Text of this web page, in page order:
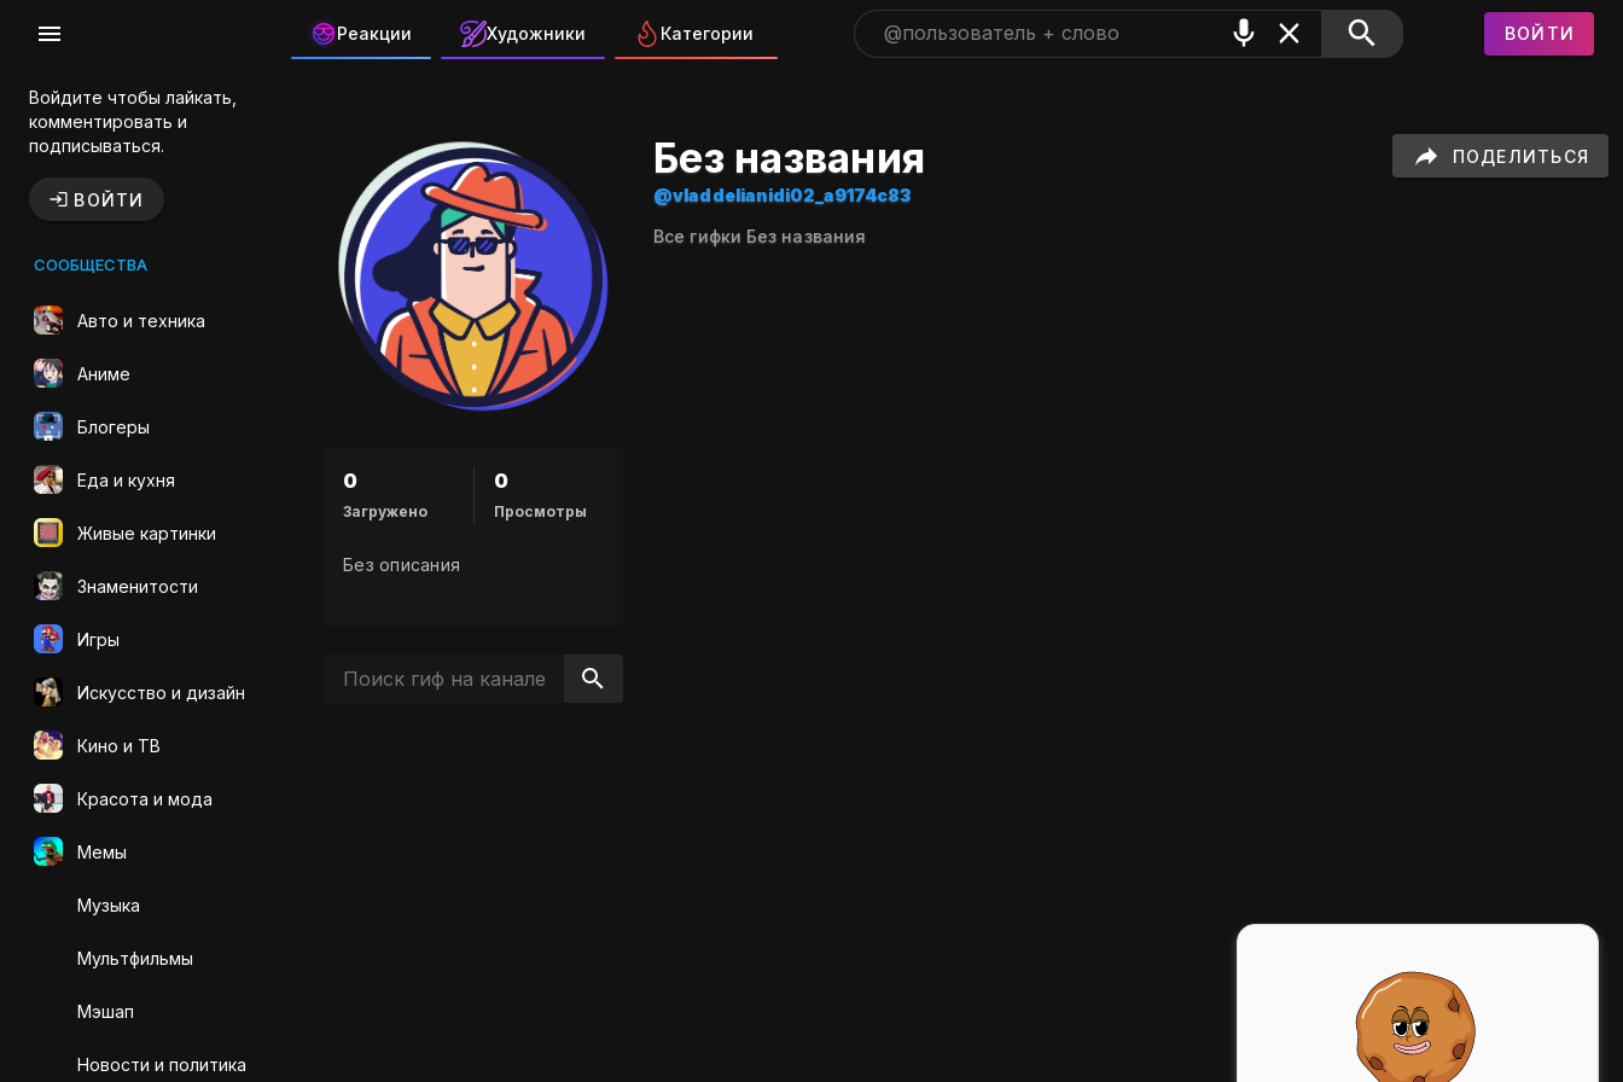
Реакции Художники Категории ВОЙТИ
Войдите чтобы лайкать,
комментировать и
подписываться.
ВОЙТИ
СООБЩЕСТВА
Авто и техника
Аниме
Блогеры
Еда и кухня
Живые картинки
Знаменитости
Игры
Искусcтво и дизайн
Кино и ТВ
Красота и мода
Мемы
Музыка
Мультфильмы
Мэшап
Новости и политика
0
Загружено
0
Просмотры
Без описания
Без названия
@vladdelianidi02_a9174c83
ПОДЕЛИТЬСЯ
Все гифки Без названия